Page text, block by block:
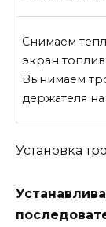
Снимаем
экран
Вынимаем
держателя на
Установка